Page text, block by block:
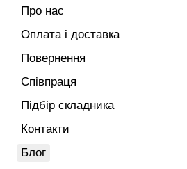
Про нас
Оплата і доставка
Повернення
Співпраця
Підбір складника
Контакти
Блог